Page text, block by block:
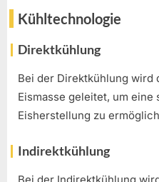
Kühltechnologie
Direktkühlung
Bei der Direktkühlung wird
Eismasse geleitet, um
Eisherstellung zu
Indirektkühlung